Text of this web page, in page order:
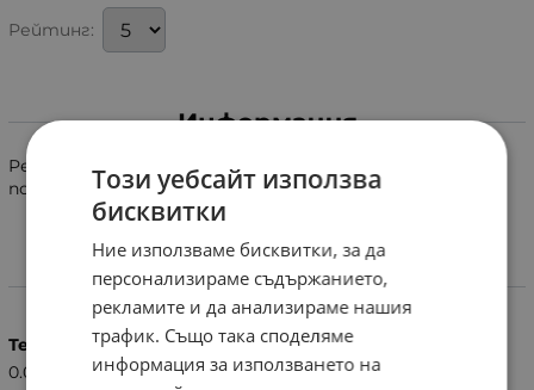
Рейтинг:
Информация
Регулируем гребен приставка за машинки за
подстригване Philips.
Характеристики
Тегло (кг.)
0.05
Този уебсайт използва
бисквитки
Ние използваме бисквитки, за да
персонализираме съдържанието,
рекламите и да анализираме нашия
трафик. Също така споделяме
информация за използването на